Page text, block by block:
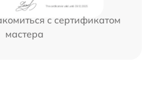
с сертификатом
мастера